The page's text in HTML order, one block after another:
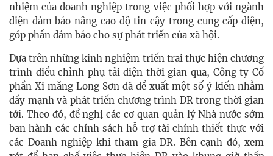
nhiệm của doanh nghiệp trong việc phối hợp với ngành
điện đảm bảo nâng cao độ tin cậy trong cung cấp điện,
góp phần đảm bảo cho sự phát triển của xã hội.
Dựa trên những kinh nghiệm triển trai thực hiện chương
trình điều chỉnh phụ tải điện thời gian qua, Công ty Cổ
phần Xi măng Long Sơn đã đề xuất một số ý kiến nhằm
đẩy mạnh và phát triển chương trình DR trong thời gian
tới. Theo đó, đề nghị các cơ quan quản lý Nhà nước sớm
ban hành các chính sách hỗ trợ tài chính thiết thực với
các Doanh nghiệp khi tham gia DR. Bên cạnh đó, xem